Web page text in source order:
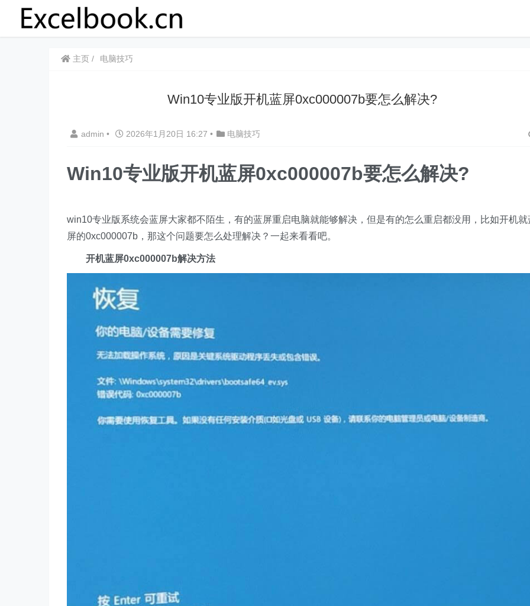
主页 电脑技巧
Win10专业版开机蓝屏0xc000007b要怎么解决?
admin • 2026年1月20日 16:27 • 电脑技巧
Win10专业版开机蓝屏0xc000007b要怎么解决?
win10专业版系统会蓝屏大家都不陌生，有的蓝屏重启电脑就能够解决，但是有的怎么重启都没用，比如开机就
屏的0xc000007b，那这个问题要怎么处理解决？一起来看看吧。
开机蓝屏0xc000007b解决方法